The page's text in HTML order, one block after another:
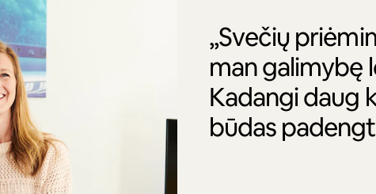
„Svečių
man galimybę
Kadangi daug
būdas